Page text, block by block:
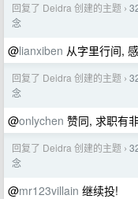
回复了 Deidra 创建的主题 ›
念
@lianxiben 从字里行间,
回复了 Deidra 创建的主题 ›
念
@onlychen 赞同, 求职有
回复了 Deidra 创建的主题 ›
念
@mr123villain 继续投!